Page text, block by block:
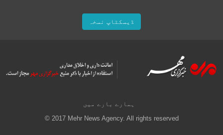
ڈیسکٹاپ نسخہ
ہمارے بارے میں
© 2017 Mehr News Agency. All rights reserved